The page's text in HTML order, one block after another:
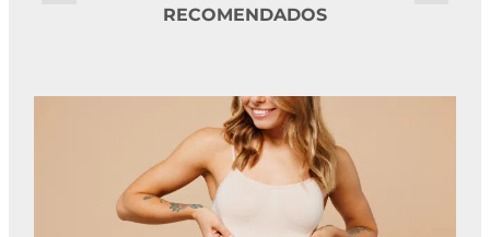
RECOMENDADOS